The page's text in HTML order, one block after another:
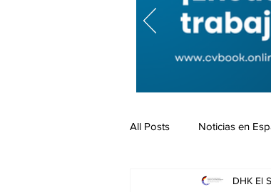
All Posts Noticias en
DHK El